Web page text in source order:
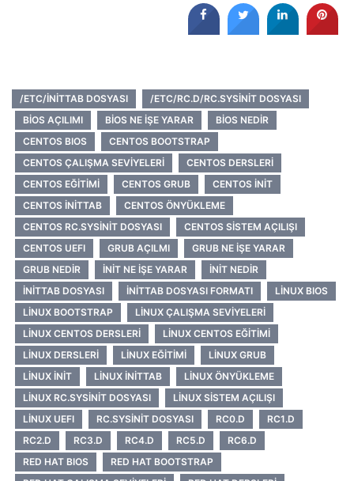
/ETC/INITTAB DOSYASI
/ETC/RC.D/RC.SYSINIT DOSYASI
BIOS AÇILIMI
BIOS NE IŞE YARAR
BIOS NEDIR
CENTOS BIOS
CENTOS BOOTSTRAP
CENTOS ÇALIŞMA SEVIYELERI
CENTOS DERSLERI
CENTOS EĞITIMI
CENTOS GRUB
CENTOS INIT
CENTOS INITTAB
CENTOS ÖNYÜKLEME
CENTOS RC.SYSINIT DOSYASI
CENTOS SISTEM AÇILIŞI
CENTOS UEFI
GRUB AÇILMI
GRUB NE IŞE YARAR
GRUB NEDIR
INIT NE IŞE YARAR
INIT NEDIR
INITTAB DOSYASI
INITTAB DOSYASI FORMATI
LINUX BIOS
LINUX BOOTSTRAP
LINUX ÇALIŞMA SEVIYELERI
LINUX CENTOS DERSLERI
LINUX CENTOS EĞITIMI
LINUX DERSLERI
LINUX EĞITIMI
LINUX GRUB
LINUX INIT
LINUX INITTAB
LINUX ÖNYÜKLEME
LINUX RC.SYSINIT DOSYASI
LINUX SISTEM AÇILIŞI
LINUX UEFI
RC.SYSINIT DOSYASI RC0.D
RC1.D
RC2.D
RC3.D RC4.D RC5.D
RC6.D
RED HAT BIOS
RED HAT BOOTSTRAP